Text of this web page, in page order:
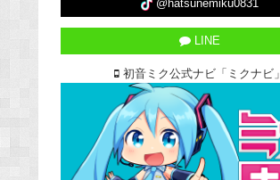
@hatsunemiku0831
LINE
初音ミク公式ナビ「ミクナビ」